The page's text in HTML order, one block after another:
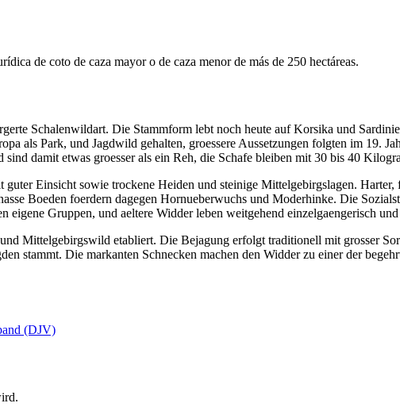
de coto de caza mayor o de caza menor de más de 250 hectáreas.
Schalenwildart. Die Stammform lebt noch heute auf Korsika und
als Park, und Jagdwild gehalten, groessere Aussetzungen folgten im 19.
damit etwas groesser als ein Reh, die Schafe bleiben mit 30 bis 40
Einsicht sowie trockene Heiden und steinige Mittelgebirgslagen.
Boeden foerdern dagegen Hornueberwuchs und Moderhinke. Die
eigene Gruppen, und aeltere Widder leben weitgehend einzelgaengerisch
Mittelgebirgswild etabliert. Die Bejagung erfolgt traditionell mit grosser
stammt. Die markanten Schnecken machen den Widder zu einer der
(DJV)